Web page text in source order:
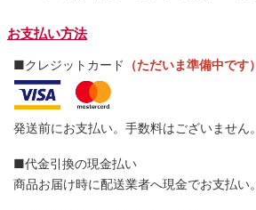
お支払い方法
■クレジットカード （ただいま準備中です）
発送前にお支払い。手数料はございません。
■代金引換の現金払い
商品お届け時に配送業者へ現金でお支払い。